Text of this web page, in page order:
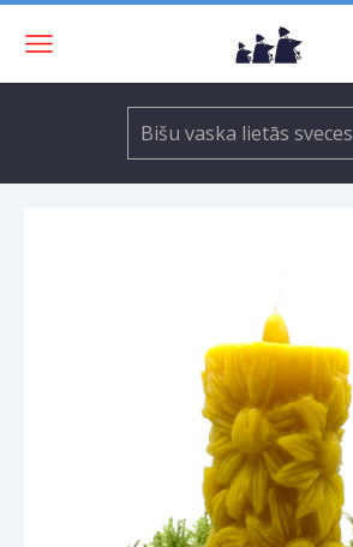
Bišu vaska lietās sveces